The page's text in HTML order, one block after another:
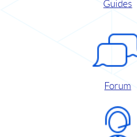
Guides
Forum